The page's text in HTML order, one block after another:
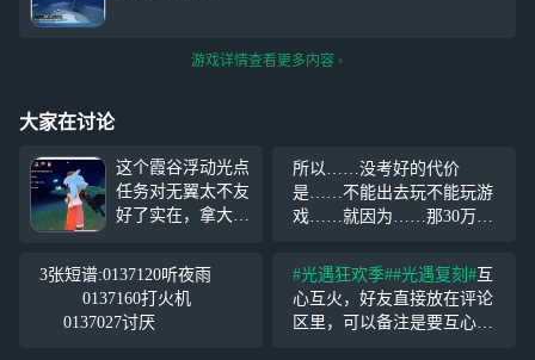
游戏详情查看更多内容
大家在讨论
这个霞谷浮动光点
任务对无翼太不友
好了实在，拿大号
不太相信自己的操
作，况且云游戏略
有延迟，还是选择
不做这个任务 截
所以……没考好的代价
是……不能出去玩不能玩游
戏……就因为……那30万？
0万还她……呵，哭被说是装
给她看的，那当初生我干什
么啊……养不了养不起就别
3张短谱:0137120听夜雨
0137160打火机
0137027讨厌
#光遇狂欢季##光遇复刻#互
心互火，好友直接放在评论
区里，可以备注是要互心还